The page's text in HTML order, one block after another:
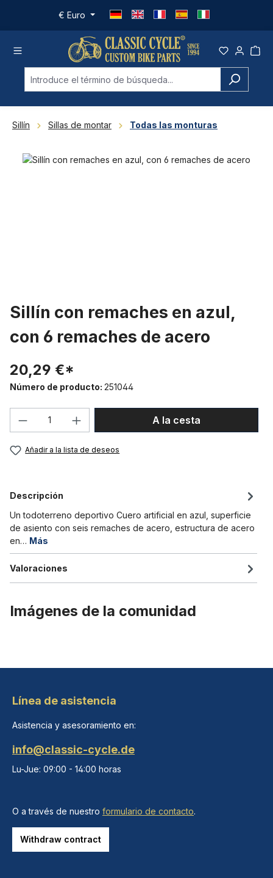
Saltar al contenido principal
€ Euro
Sillín Sillas de montar Todas las monturas
Omitir galería de imágenes
Sillín con remaches en azul,
con 6 remaches de acero
20,29 €*
Número de producto: 251044
Cantidad del producto: introduce la
A la cesta
Añadir a la lista de deseos
Descripción
Un todoterreno deportivo Cuero artificial en azul, superficie
de asiento con seis remaches de acero, estructura de acero
en… Más
Valoraciones
Imágenes de la comunidad
Línea de asistencia
Asistencia y asesoramiento en:
info@classic-cycle.de
Lu-Jue: 09:00 - 14:00 horas
O a través de nuestro formulario de contacto.
Withdraw contract